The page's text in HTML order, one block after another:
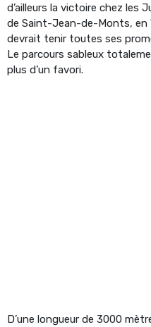
d’ailleurs la victoire chez les
de Saint-Jean-de-Monts, en
devrait tenir toutes ses
Le parcours sableux
plus d’un favori.
D’une longueur de 3000